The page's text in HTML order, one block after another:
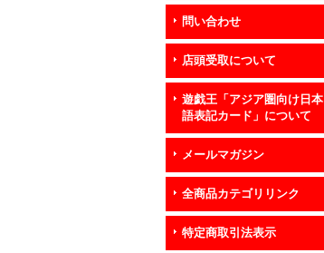
問い合わせ
店頭受取について
遊戯王「アジア圏向け日本
語表記カード」について
メールマガジン
全商品カテゴリリンク
特定商取引法表示